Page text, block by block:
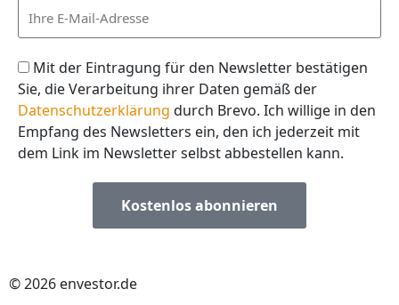
Mit der Eintragung für den Newsletter bestätigen
Sie, die Verarbeitung ihrer Daten gemäß der
Datenschutzerklärung durch Brevo. Ich willige in den
Empfang des Newsletters ein, den ich jederzeit mit
dem Link im Newsletter selbst abbestellen kann.
Kostenlos abonnieren
© 2026 envestor.de